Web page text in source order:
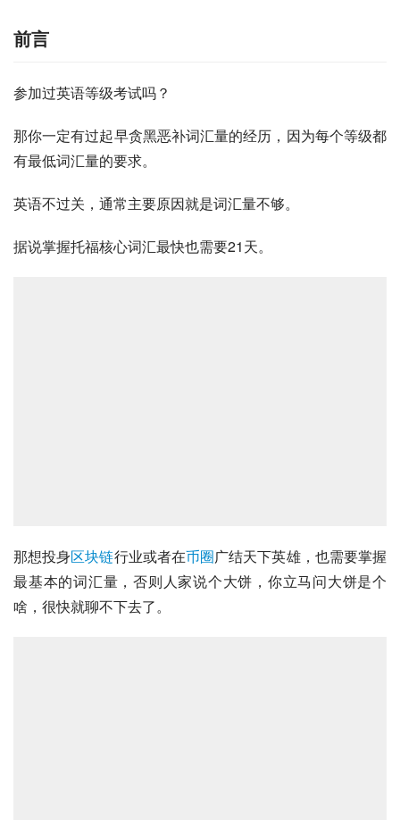
前言
参加过英语等级考试吗？
那你一定有过起早贪黑恶补词汇量的经历，因为每个等级都
有最低词汇量的要求。
英语不过关，通常主要原因就是词汇量不够。
据说掌握托福核心词汇最快也需要21天。
那想投身区块链行业或者在币圈广结天下英雄，也需要掌握
最基本的词汇量，否则人家说个大饼，你立马问大饼是个
啥，很快就聊不下去了。